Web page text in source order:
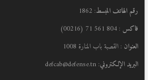
رقم الهاتف المبسط: 1862
فاكس : 804 561 71 (00216)
العنوان : القصبة باب المنارة 1008
البريد الإلكتروني: defcab@defense.tn